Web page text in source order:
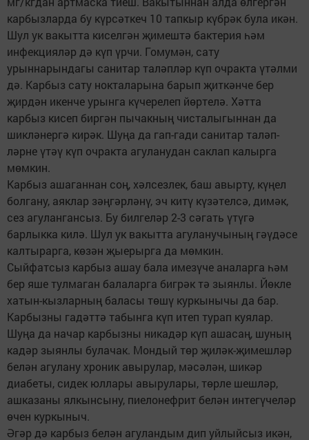
карбызларда бу күрсәт­кеч 10 тапкыр күбрәк була икән.
Шул ук вакытта киселгән җи­мештә бактерия һәм
инфекция­ләр дә күп үрчи. Гомумән, сату
урыннарындагы санитар та­ләп­ләр күп очракта үтәлми
дә. Карбыз сату нокталарына барып җиткәнче бер
җирдән икенче урын­га күчерелеп йөр­телә. Хәтта
карбыз кисеп биргән пычак­ның чисталыгыннан да
шикләнергә кирәк. Шуңа да гап-гади санитар таләп­
ләрне үтәү күп очракта агуланудан саклап калырга
мөмкин.
Карбыз ашаганнан соң, хәлсез­лек, баш авырту, күңел
болгану, аяклар зәңгәрләнү, эч китү күзә­телсә, димәк,
сез агулангансыз. Бу билгеләр 2-3 сәгать үтүгә
барлыкка килә. Шул ук вакытта агуланучының гәүдәсе
калтырарга, көзән җые­рырга да мөмкин.
Сыйфатсыз карбыз ашау бала имезүче аналарга һәм
бер яше тулмаган балаларга бигрәк тә зыянлы. Йөкле
хатын-кызларның баласы төшү куркынычы да бар.
Карбызны гадәттә табынга күп итеп турап куялар.
Шуңа да начар карбызны никадәр күп ашасаң, шуның
кадәр зыянлы булачак. Мондый төр җиләк-җимешләр
белән агулану хроник авырулар, мәсәлән, шикәр
диабеты, сидек юллары авырулары, төрле шеш­ләр,
ашказаны ялкынсыну, пиелонефрит белән инте­гү­челәр
өчен куркыныч.
Әгәр дә карбыз белән агуландым дип уйлыйсыз икән,